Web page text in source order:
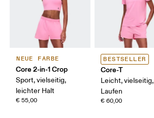
NEUE FARBE
Core 2-in-1 Crop
Sport, vielseitig,
leichter Halt
€ 55,00
BESTSELLER
Core-T
Leicht, vielseitig,
Laufen
€ 60,00